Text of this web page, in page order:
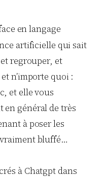
en langage
artificielle qui sait
regrouper, et
n’importe quoi :
et elle vous
en général de très
à poser les
bluffé…
à Chatgpt dans